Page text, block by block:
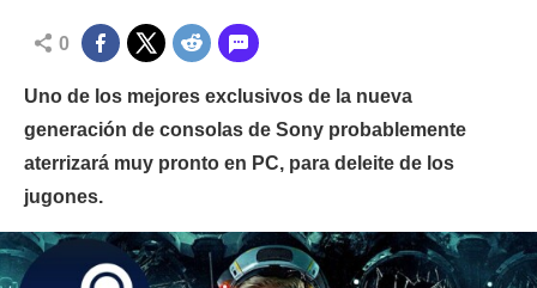
0
Uno de los mejores exclusivos de la nueva
generación de consolas de Sony probablemente
aterrizará muy pronto en PC, para deleite de los
jugones.